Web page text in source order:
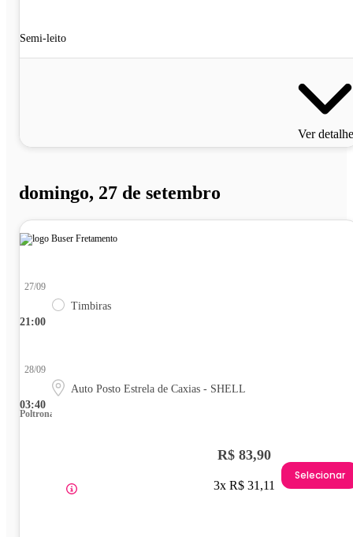
Semi-leito
Ver
domingo, 27 de setembro
21:00
27/09
Timbiras
03:40
28/09
Auto Posto Estrela de Caxias - SHELL
Poltrona
R$ 83,90
3x R$ 31,11
Selecionar